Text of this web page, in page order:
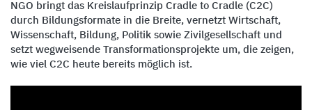
NGO bringt das Kreislaufprinzip Cradle to Cradle (C2C)
durch Bildungsformate in die Breite, vernetzt Wirtschaft,
Wissenschaft, Bildung, Politik sowie Zivilgesellschaft und
setzt wegweisende Transformationsprojekte um, die zeigen,
wie viel C2C heute bereits möglich ist.